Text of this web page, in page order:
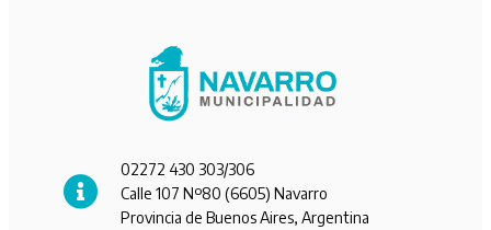
02272 430 303/306
Calle 107 Nº80 (6605) Navarro
Provincia de Buenos Aires, Argentina